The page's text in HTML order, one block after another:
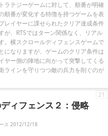
ラテジーゲームに対して、順番が明確
順番が変化する特徴を持つゲームを表
レイヤーに課せられたクリア達成条件
が、RTSではターン関係なく、リアル
。横スクロールディフェンスゲームで
になりますが、ゲームのクリア条件は
ヤー側の陣地に向かって突撃してくる
ラインを守りつつ敵の兵力を削ぐのが
ィフェンス２：侵略
ス 2012/12/18
21